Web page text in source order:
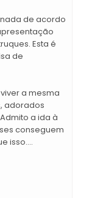
de acordo
Esta é
de
a mesma
adorados
a ida à
conseguem
isso....